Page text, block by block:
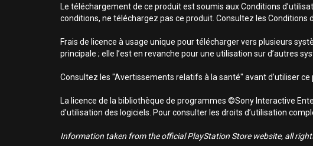
Le téléchargement de ce produit est soumis aux Conditions
conditions, ne téléchargez pas ce produit. Consultez les
Frais de licence à usage unique pour télécharger vers plusieurs
principale ; elle l’est en revanche pour une utilisation sur d’autres
Consultez les "Avertissements relatifs à la santé" avant d’utiliser
La licence de la bibliothèque de programmes ©Sony Interactive
d’utilisation des logiciels. Pour consulter les droits d’utilisation
Information taken from the official PlayStation Store website, all